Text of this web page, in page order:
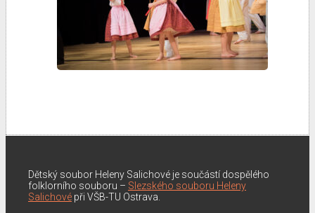
Dětský soubor Heleny Salichové je součástí dospělého
folklorního souboru – Slezského souboru Heleny
Salichové při VŠB-TU Ostrava.